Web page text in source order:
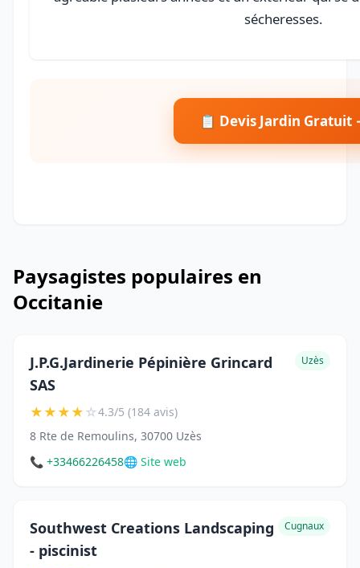
sécheresses.
📋 Devis Jardin Gratuit
Paysagistes populaires en
Occitanie
J.P.G.Jardinerie Pépinière Grincard
SAS
Uzès
★★★★☆4.3/5 (184 avis)
8 Rte de Remoulins, 30700 Uzès
📞 +33466226458🌐 Site web
Southwest Creations Landscaping
- piscinist
Cugnaux